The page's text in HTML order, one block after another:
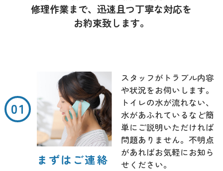
修理作業まで、迅速且つ丁寧な対応を
お約束致します。
まずはご連絡
スタッフがトラブル内容
や状況をお伺いします。
トイレの水が流れない、
水があふれているなど簡
単にご説明いただければ
問題ありません。不明点
があればお気軽にお知ら
せください。